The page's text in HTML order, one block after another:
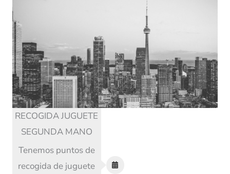
RECOGIDA JUGUETE
SEGUNDA MANO
Tenemos puntos de
recogida de juguete